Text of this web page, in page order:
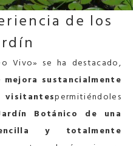
de los
Vivo» se ha destacado,
mejora sustancialmente
permitiéndoles
Botánico de una
y totalmente